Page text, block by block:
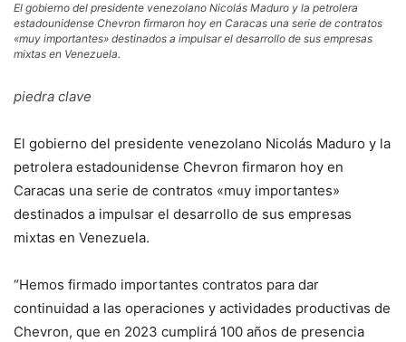
El gobierno del presidente venezolano Nicolás Maduro y la petrolera
estadounidense Chevron firmaron hoy en Caracas una serie de contratos
«muy importantes» destinados a impulsar el desarrollo de sus empresas
mixtas en Venezuela.
piedra clave
El gobierno del presidente venezolano Nicolás Maduro y la
petrolera estadounidense Chevron firmaron hoy en
Caracas una serie de contratos «muy importantes»
destinados a impulsar el desarrollo de sus empresas
mixtas en Venezuela.
“Hemos firmado importantes contratos para dar
continuidad a las operaciones y actividades productivas de
Chevron, que en 2023 cumplirá 100 años de presencia